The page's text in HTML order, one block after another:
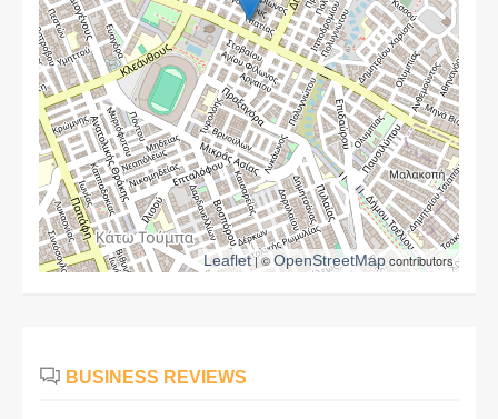
Leaflet| ©OpenStreetMapcontributors
BUSINESS REVIEWS